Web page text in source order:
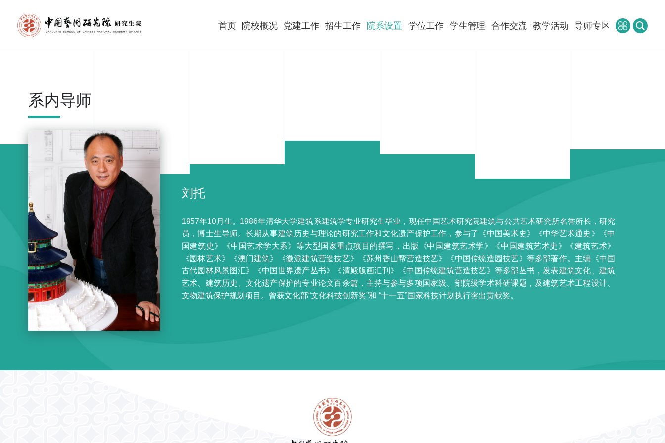
首页 院校概况 党建工作 招生工作 院系设置 学位工作 学生管理 合作交流 教学活动 导师专区
系内导师
刘托
1957年10月生。1986年清华大学建筑系建筑学专业研究生毕业，现任中国艺术研究院建筑与公共艺术研究所名誉所长，研究
员，博士生导师。长期从事建筑历史与理论的研究工作和文化遗产保护工作，参与了《中国美术史》《中华艺术通史》《中
国建筑史》《中国艺术学大系》等大型国家重点项目的撰写，出版《中国建筑艺术学》《中国建筑艺术史》《建筑艺术》
《园林艺术》《澳门建筑》《徽派建筑营造技艺》《苏州香山帮营造技艺》《中国传统造园技艺》等多部著作。主编《中国
古代园林风景图汇》《中国世界遗产丛书》《清殿版画汇刊》《中国传统建筑营造技艺》等多部丛书，发表建筑文化、建筑
艺术、建筑历史、文化遗产保护的专业论文百余篇，主持与参与多项国家级、部院级学术科研课题，及建筑艺术工程设计、
文物建筑保护规划项目。曾获文化部“文化科技创新奖”和 “十一五”国家科技计划执行突出贡献奖。